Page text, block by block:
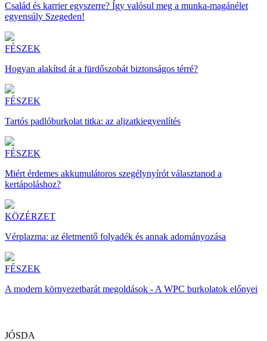
Család és karrier egyszerre? Így valósul meg a munka-magánélet
egyensúly Szegeden!
FÉSZEK
Hogyan alakítsd át a fürdőszobát biztonságos térré?
FÉSZEK
Tartós padlóburkolat titka: az aljzatkiegyenlítés
FÉSZEK
Miért érdemes akkumulátoros szegélynyírót választanod a
kertápoláshoz?
KÖZÉRZET
Vérplazma: az életmentő folyadék és annak adományozása
FÉSZEK
A modern környezetbarát megoldások - A WPC burkolatok előnyei
JÓSDA